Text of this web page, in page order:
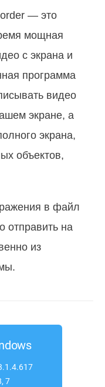
— это
мощная
c экрана и
программа
видео
экране, а
экрана,
объектов,
в файл
отправить на
из
7